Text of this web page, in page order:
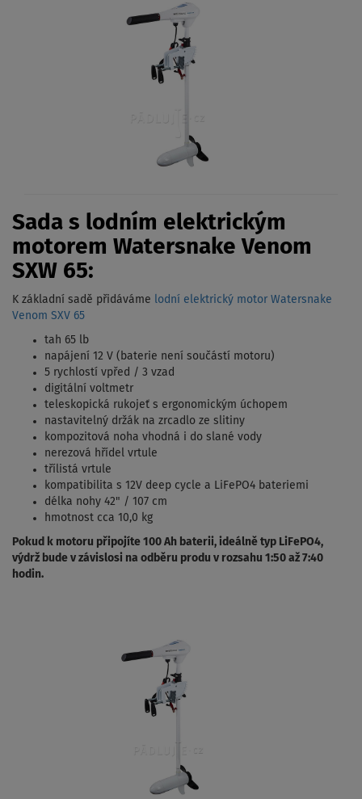
Sada s lodním elektrickým
motorem Watersnake Venom
SXW 65:
K základní sadě přidáváme
lodní elektrický motor Watersnake
Venom SXV 65
tah 65 lb
napájení 12 V (baterie není součástí motoru)
5 rychlostí vpřed / 3 vzad
digitální voltmetr
teleskopická rukojeť s ergonomickým úchopem
nastavitelný držák na zrcadlo ze slitiny
kompozitová noha vhodná i do slané vody
nerezová hřídel vrtule
třílistá vrtule
kompatibilita s 12V deep cycle a LiFePO4 bateriemi
délka nohy 42" / 107 cm
hmotnost cca 10,0 kg
Pokud k motoru připojíte 100 Ah baterii, ideálně typ LiFePO4,
výdrž bude v závislosi na odběru produ v rozsahu 1:50 až 7:40
hodin.